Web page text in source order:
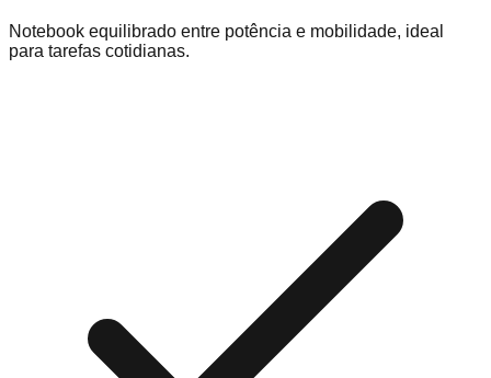
Notebook equilibrado entre potência e mobilidade, ideal
para tarefas cotidianas.